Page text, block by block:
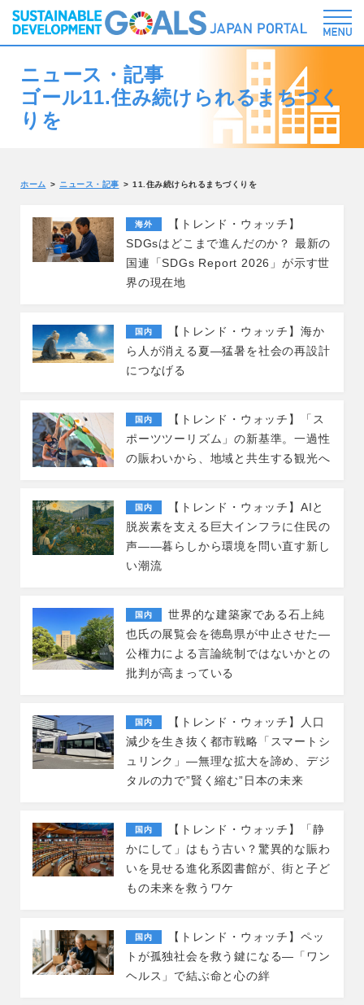
ニュース・記事
ゴール11.住み続けられるまちづく
りを
ホーム ニュース・記事 11.住み続けられるまちづくりを
海外
【トレンド・ウォッチ】
SDGsはどこまで進んだのか？ 最新の
国連「SDGs Report 2026」が示す世
界の現在地
国内
【トレンド・ウォッチ】海か
ら人が消える夏―猛暑を社会の再設計
につなげる
国内
【トレンド・ウォッチ】「ス
ポーツツーリズム」の新基準。一過性
の賑わいから、地域と共生する観光へ
国内
【トレンド・ウォッチ】AIと
脱炭素を支える巨大インフラに住民の
声――暮らしから環境を問い直す新し
い潮流
国内
世界的な建築家である石上純
也氏の展覧会を徳島県が中止させた―
公権力による言論統制ではないかとの
批判が高まっている
国内
【トレンド・ウォッチ】人口
減少を生き抜く都市戦略「スマートシ
ュリンク」―無理な拡大を諦め、デジ
タルの力で”賢く縮む”日本の未来
国内
【トレンド・ウォッチ】「静
かにして」はもう古い？驚異的な賑わ
いを見せる進化系図書館が、街と子ど
もの未来を救うワケ
国内
【トレンド・ウォッチ】ペッ
トが孤独社会を救う鍵になる―「ワン
ヘルス」で結ぶ命と心の絆